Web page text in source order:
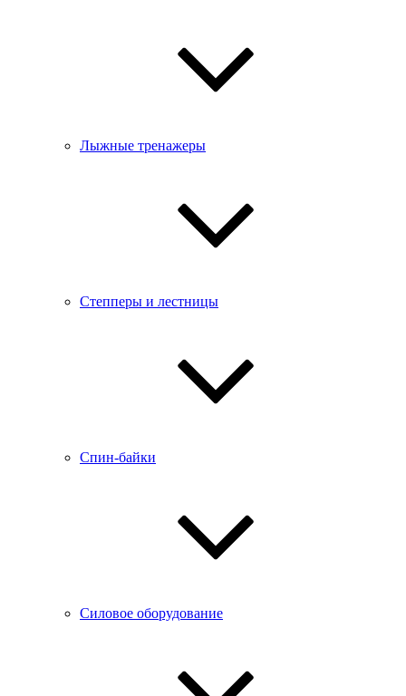
Лыжные тренажеры
Степперы и лестницы
Спин-байки
Силовое оборудование